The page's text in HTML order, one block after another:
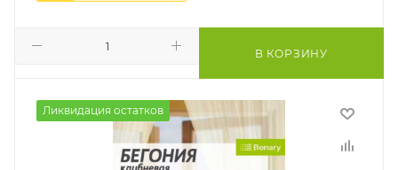
В КОРЗИНУ
Ликвидация остатков